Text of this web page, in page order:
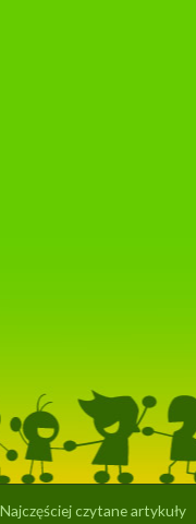
Najczęściej czytane artykuły